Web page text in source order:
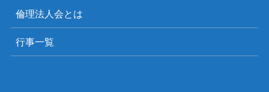
倫理法人会とは
行事一覧